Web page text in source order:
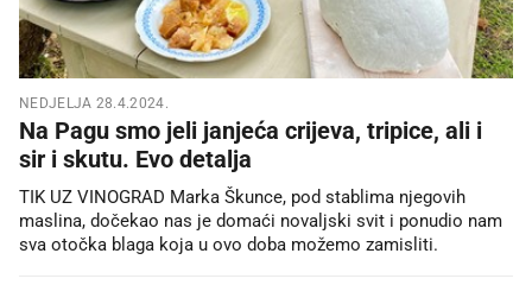
NEDJELJA 28.4.2024.
Na Pagu smo jeli janjeća crijeva, tripice, ali i
sir i skutu. Evo detalja
TIK UZ VINOGRAD Marka Škunce, pod stablima njegovih
maslina, dočekao nas je domaći novaljski svit i ponudio nam
sva otočka blaga koja u ovo doba možemo zamisliti.